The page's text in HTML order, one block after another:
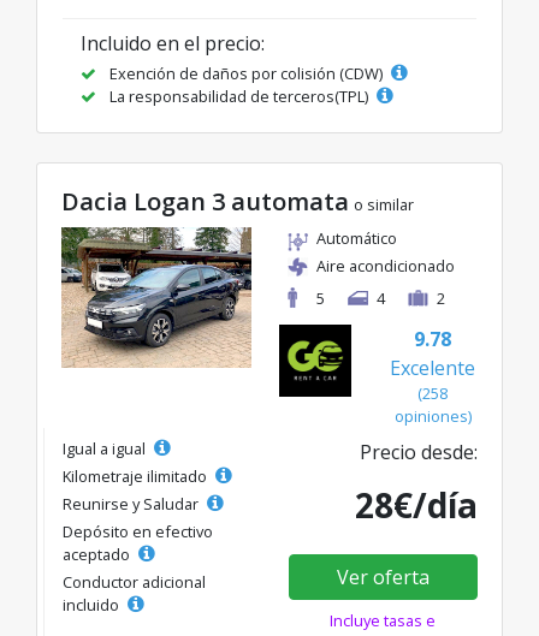
Incluido en el precio:
Exención de daños por colisión (CDW)
La responsabilidad de terceros(TPL)
Dacia Logan 3 automata o similar
Automático
Aire acondicionado
5
4 2
9.78
Excelente
(258
opiniones)
Igual a igual
Kilometraje ilimitado
Reunirse y Saludar
Depósito en efectivo
aceptado
Conductor adicional
incluido
Precio desde:
28€/día
Ver oferta
Incluye tasas e